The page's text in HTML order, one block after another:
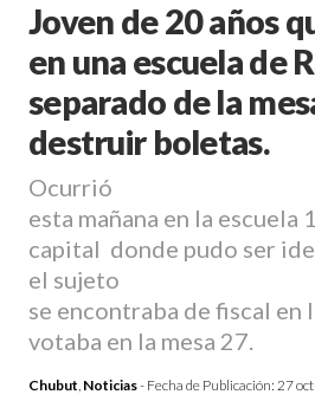
Joven de 20 años
en una escuela de
separado de la
destruir boletas.
Ocurrió
esta mañana en la escuela
capital donde pudo ser
el sujeto
se encontraba de fiscal en
votaba en la mesa 27.
Chubut, Noticias- Fecha de Publicación: 27